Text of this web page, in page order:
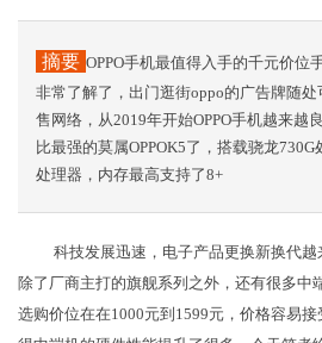
摘要 OPPO手机最值得入手的千元价位
非常了解了，出门逛街oppo的广告牌随
售网络，从2019年开始OPPO手机越来越
比最强的莫属OPPOK5了，搭载骁龙
处理器，内存最高支持了8+
科技发展迅速，电子产品更换新换代越
除了厂商主打的旗舰系列之外，还有很多中
选购价位在在1000元到1599元，价格容易